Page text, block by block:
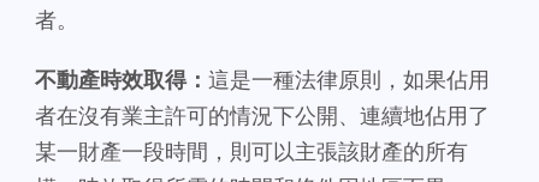
者。
不動產時效取得： 這是一種法律原則，如果佔用
者在沒有業主許可的情況下公開、連續地佔用了
某一財產一段時間，則可以主張該財產的所有